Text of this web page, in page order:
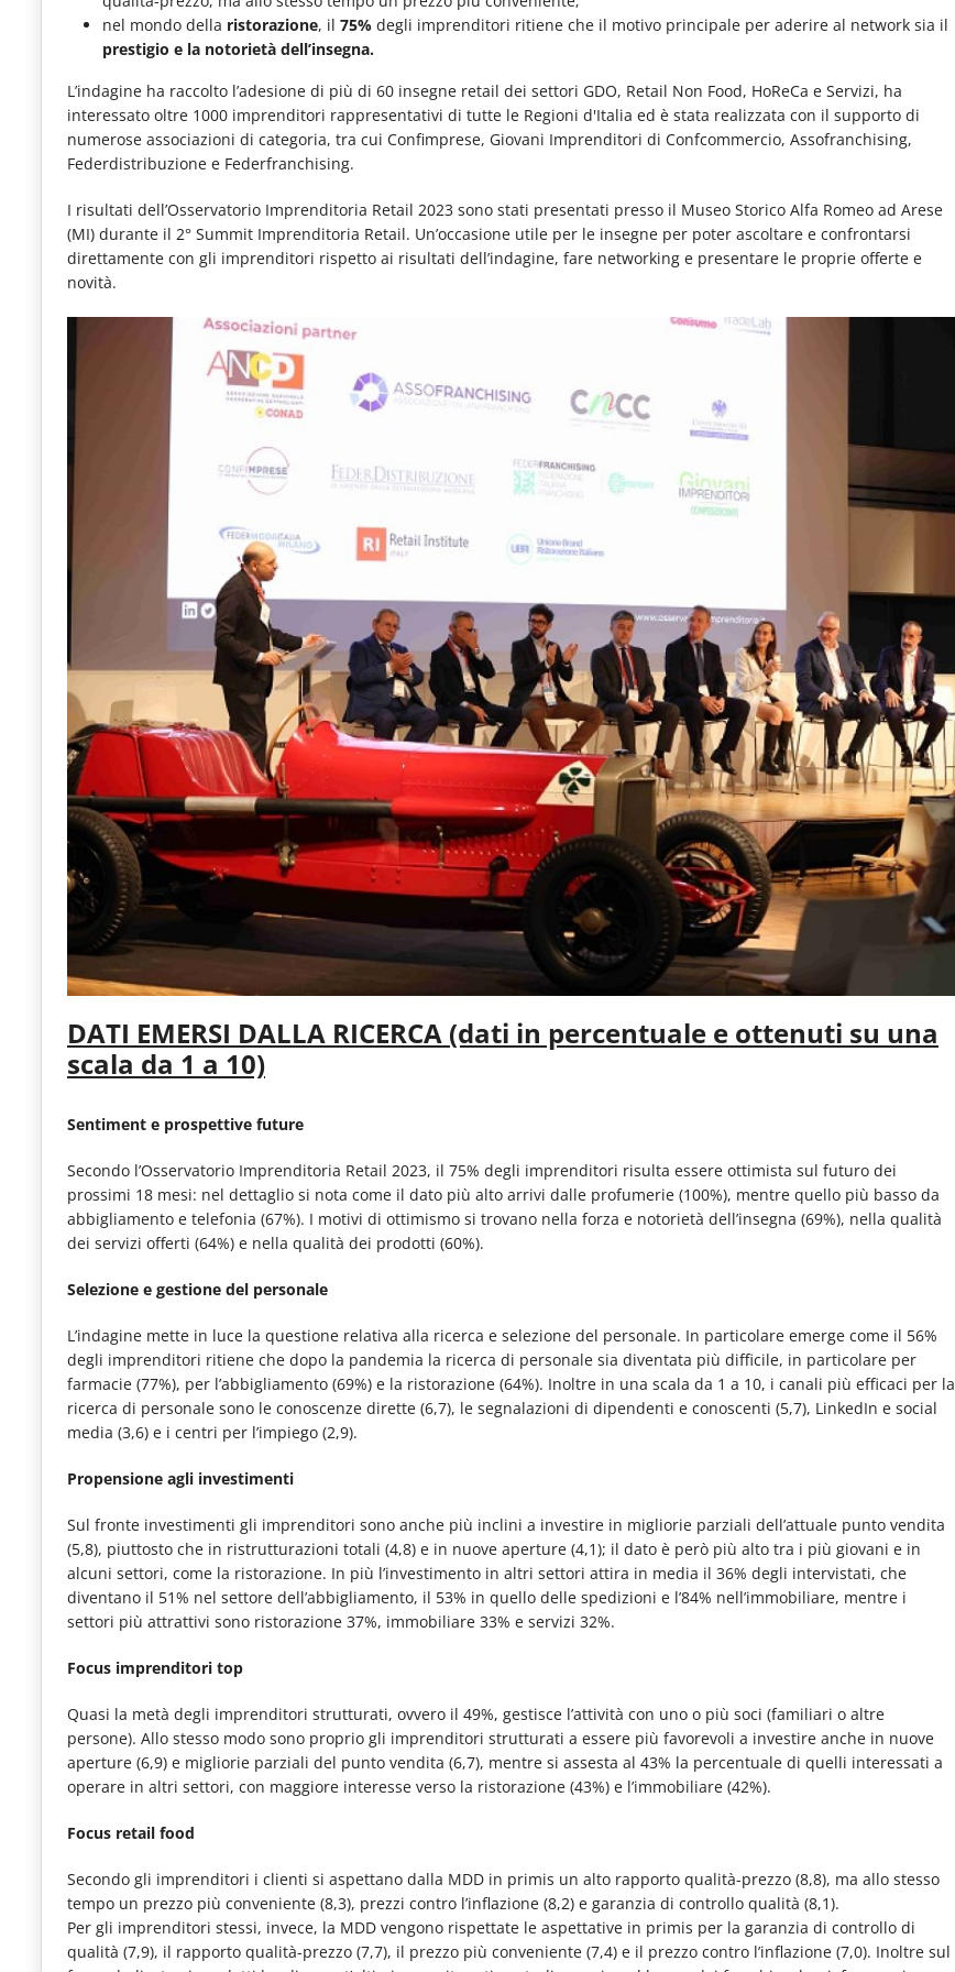
nel mondo della ristorazione, il 75% degli imprenditori ritiene che il motivo principale per aderire al network sia il
prestigio e la notorietà dell’insegna.
L’indagine ha raccolto l’adesione di più di 60 insegne retail dei settori GDO, Retail Non Food, HoReCa e Servizi, ha
interessato oltre 1000 imprenditori rappresentativi di tutte le Regioni d'Italia ed è stata realizzata con il supporto di
numerose associazioni di categoria, tra cui Confimprese, Giovani Imprenditori di Confcommercio, Assofranchising,
Federdistribuzione e Federfranchising.
I risultati dell’Osservatorio Imprenditoria Retail 2023 sono stati presentati presso il Museo Storico Alfa Romeo ad Arese
(MI) durante il 2° Summit Imprenditoria Retail. Un’occasione utile per le insegne per poter ascoltare e confrontarsi
direttamente con gli imprenditori rispetto ai risultati dell’indagine, fare networking e presentare le proprie offerte e
novità.
DATI EMERSI DALLA RICERCA (dati in percentuale e ottenuti su una
scala da 1 a 10)
Sentiment e prospettive future
Secondo l’Osservatorio Imprenditoria Retail 2023, il 75% degli imprenditori risulta essere ottimista sul futuro dei
prossimi 18 mesi: nel dettaglio si nota come il dato più alto arrivi dalle profumerie (100%), mentre quello più basso da
abbigliamento e telefonia (67%). I motivi di ottimismo si trovano nella forza e notorietà dell’insegna (69%), nella qualità
dei servizi offerti (64%) e nella qualità dei prodotti (60%).
Selezione e gestione del personale
L’indagine mette in luce la questione relativa alla ricerca e selezione del personale. In particolare emerge come il 56%
degli imprenditori ritiene che dopo la pandemia la ricerca di personale sia diventata più difficile, in particolare per
farmacie (77%), per l’abbigliamento (69%) e la ristorazione (64%). Inoltre in una scala da 1 a 10, i canali più efficaci per la
ricerca di personale sono le conoscenze dirette (6,7), le segnalazioni di dipendenti e conoscenti (5,7), LinkedIn e social
media (3,6) e i centri per l’impiego (2,9).
Propensione agli investimenti
Sul fronte investimenti gli imprenditori sono anche più inclini a investire in migliorie parziali dell’attuale punto vendita
(5,8), piuttosto che in ristrutturazioni totali (4,8) e in nuove aperture (4,1); il dato è però più alto tra i più giovani e in
alcuni settori, come la ristorazione. In più l’investimento in altri settori attira in media il 36% degli intervistati, che
diventano il 51% nel settore dell’abbigliamento, il 53% in quello delle spedizioni e l’84% nell’immobiliare, mentre i
settori più attrattivi sono ristorazione 37%, immobiliare 33% e servizi 32%.
Focus imprenditori top
Quasi la metà degli imprenditori strutturati, ovvero il 49%, gestisce l’attività con uno o più soci (familiari o altre
persone). Allo stesso modo sono proprio gli imprenditori strutturati a essere più favorevoli a investire anche in nuove
aperture (6,9) e migliorie parziali del punto vendita (6,7), mentre si assesta al 43% la percentuale di quelli interessati a
operare in altri settori, con maggiore interesse verso la ristorazione (43%) e l’immobiliare (42%).
Focus retail food
Secondo gli imprenditori i clienti si aspettano dalla MDD in primis un alto rapporto qualità-prezzo (8,8), ma allo stesso
tempo un prezzo più conveniente (8,3), prezzi contro l’inflazione (8,2) e garanzia di controllo qualità (8,1).
Per gli imprenditori stessi, invece, la MDD vengono rispettate le aspettative in primis per la garanzia di controllo di
qualità (7,9), il rapporto qualità-prezzo (7,7), il prezzo più conveniente (7,4) e il prezzo contro l’inflazione (7,0). Inoltre sul